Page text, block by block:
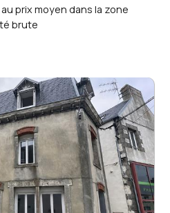
prix moyen dans la zone
brute